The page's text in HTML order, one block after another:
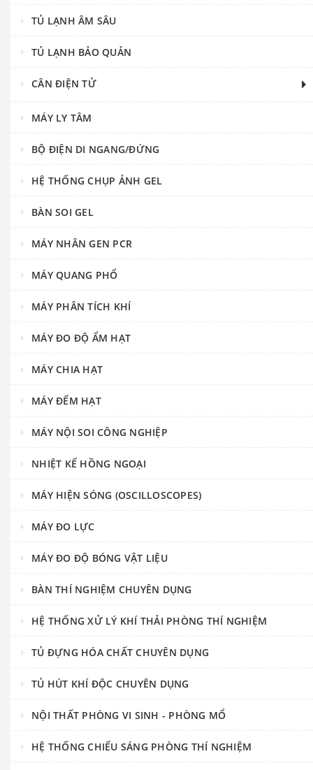
TỦ LẠNH ÂM SÂU
TỦ LẠNH BẢO QUẢN
CÂN ĐIỆN TỬ
MÁY LY TÂM
BỘ ĐIỆN DI NGANG/ĐỨNG
HỆ THỐNG CHỤP ẢNH GEL
BÀN SOI GEL
MÁY NHÂN GEN PCR
MÁY QUANG PHỔ
MÁY PHÂN TÍCH KHÍ
MÁY ĐO ĐỘ ẨM HẠT
MÁY CHIA HẠT
MÁY ĐẾM HẠT
MÁY NỘI SOI CÔNG NGHIỆP
NHIỆT KẾ HỒNG NGOẠI
MÁY HIỆN SÓNG (OSCILLOSCOPES)
MÁY ĐO LỰC
MÁY ĐO ĐỘ BÓNG VẬT LIỆU
BÀN THÍ NGHIỆM CHUYÊN DỤNG
HỆ THỐNG XỬ LÝ KHÍ THẢI PHÒNG THÍ NGHIỆM
TỦ ĐỰNG HÓA CHẤT CHUYÊN DỤNG
TỦ HÚT KHÍ ĐỘC CHUYÊN DỤNG
NỘI THẤT PHÒNG VI SINH - PHÒNG MỔ
HỆ THỐNG CHIẾU SÁNG PHÒNG THÍ NGHIỆM